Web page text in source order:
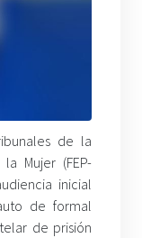
de la
Mujer (FEP-
inicial
de formal
de prisión